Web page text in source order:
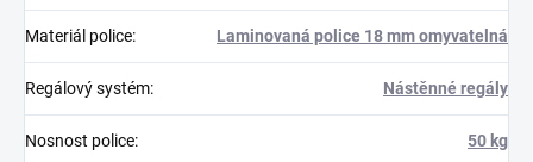
Materiál police: Laminovaná police 18 mm omyvatelná
Regálový systém: Nástěnné regály
Nosnost police: 50 kg